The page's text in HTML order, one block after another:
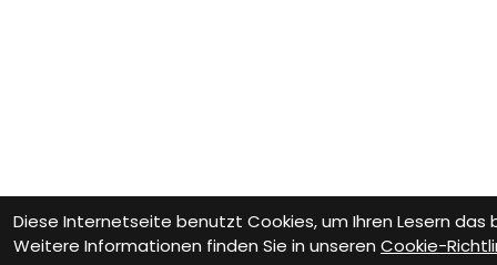
Diese Internetseite benutzt Cookies, um Ihren Lesern
Weitere Informationen finden Sie in unseren Cookie-